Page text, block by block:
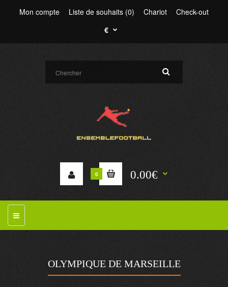
Mon compte Liste de souhaits (0) Chariot
Check-out
€
0 0.00€
OLYMPIQUE DE MARSEILLE